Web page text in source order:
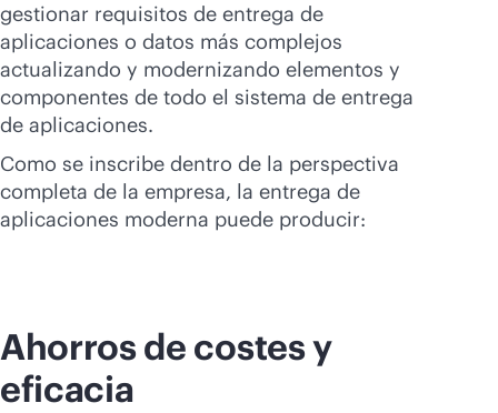
gestionar requisitos de entrega de
aplicaciones o datos más complejos
actualizando y modernizando elementos y
componentes de todo el sistema de entrega
de aplicaciones.
Como se inscribe dentro de la perspectiva
completa de la empresa, la entrega de
aplicaciones moderna puede producir:
Ahorros de costes y
eficacia